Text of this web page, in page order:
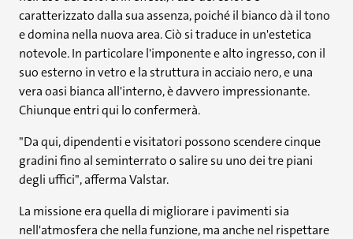
caratterizzato dalla sua assenza, poiché il bianco dà il tono
e domina nella nuova area. Ciò si traduce in un'estetica
notevole. In particolare l'imponente e alto ingresso, con il
suo esterno in vetro e la struttura in acciaio nero, e una
vera oasi bianca all'interno, è davvero impressionante.
Chiunque entri qui lo confermerà.
"Da qui, dipendenti e visitatori possono scendere cinque
gradini fino al seminterrato o salire su uno dei tre piani
degli uffici", afferma Valstar.
La missione era quella di migliorare i pavimenti sia
nell'atmosfera che nella funzione, ma anche nel rispettare